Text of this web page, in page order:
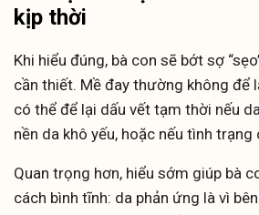
kịp thời
Khi hiểu đúng, bà con sẽ bớt sợ
cần thiết. Mề đay thường không để
có thể để lại dấu vết tạm thời nếu
nền da khô yếu, hoặc nếu tình trạng
Quan trọng hơn, hiểu sớm giúp bà
cách bình tĩnh: da phản ứng là vì